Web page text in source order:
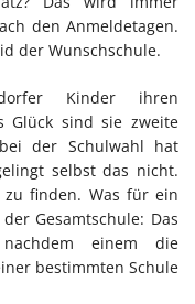
den Anmeldetagen.
der Wunschschule.
Kinder ihren
Glück sind sie zweite
der Schulwahl hat
selbst das nicht.
finden. Was für ein
Gesamtschule: Das
einem die
bestimmten Schule